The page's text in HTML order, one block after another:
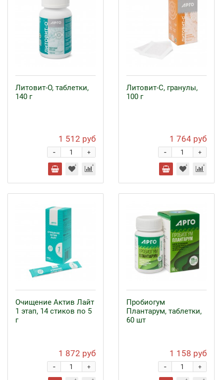
Литовит-О, таблетки,
140 г
1 512 руб
+
-
Литовит-С, гранулы,
100 г
1 764 руб
+
-
Очищение Актив Лайт
1 этап, 14 стиков по 5
г
1 872 руб
+
-
Пробиогум
Плантарум, таблетки,
60 шт
1 158 руб
+
-